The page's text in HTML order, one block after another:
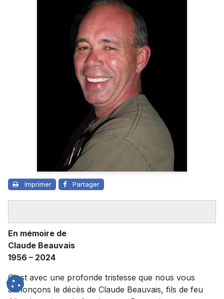
Imprimer Partager
En mémoire de
Claude Beauvais
1956 – 2024
C'est avec une profonde tristesse que nous vous
annonçons le décès de Claude Beauvais, fils de feu